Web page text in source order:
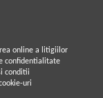
online a litigiilor
confidentialitate
conditii
uri